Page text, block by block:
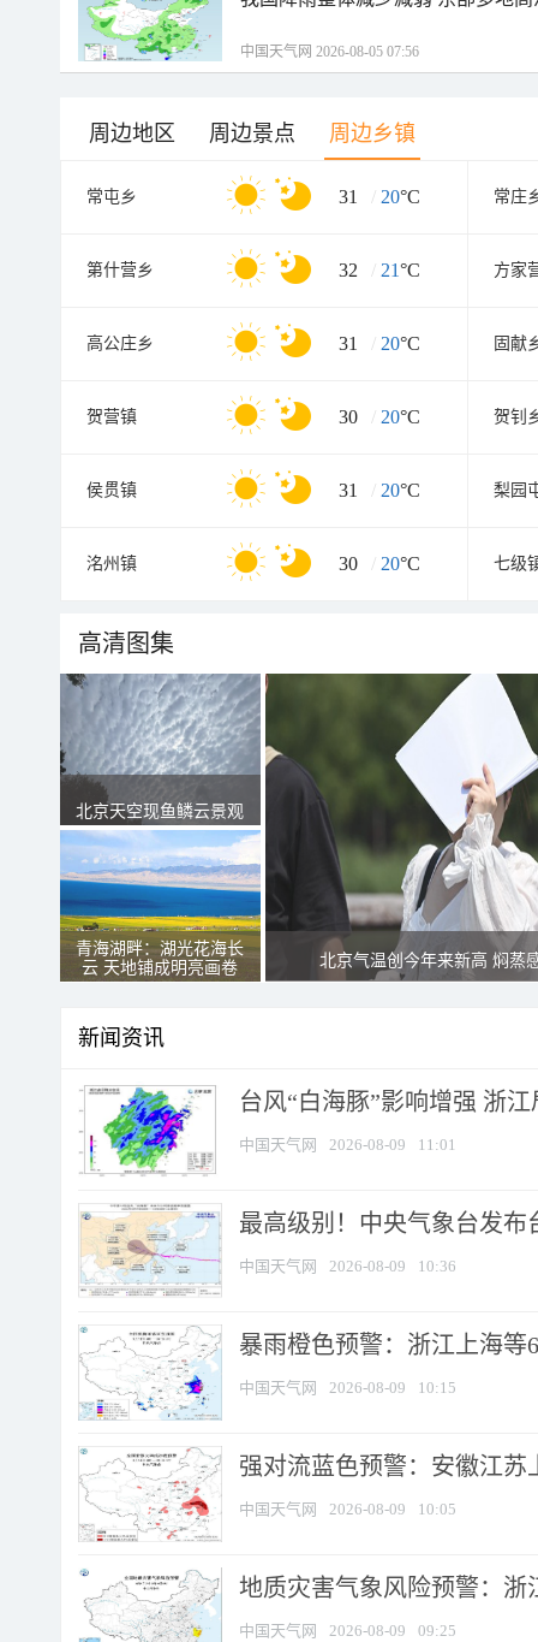
中国天气网 2026-08-05 07:56
周边地区 周边景点 周边乡镇
常屯乡 31 / 20°C 常庄
第什营乡 32 / 21°C 方家
高公庄乡 31 / 20°C 固献
贺营镇 30 / 20°C 贺钊
侯贯镇 31 / 20°C 梨园
洺州镇 30 / 20°C 七级
高清图集
北京天空现鱼鳞云景观
青海湖畔：湖光花海长
云 天地铺成明亮画卷
北京气温创今年来新高 焖蒸
新闻资讯
台风“白海豚”影响增强 浙
中国天气网 2026-08-09 11:01
最高级别！中央气象台发布
中国天气网 2026-08-09 10:36
暴雨橙色预警：浙江上海等
中国天气网 2026-08-09 10:15
强对流蓝色预警：安徽江苏
中国天气网 2026-08-09 10:05
地质灾害气象风险预警：浙
中国天气网 2026-08-09 09:25